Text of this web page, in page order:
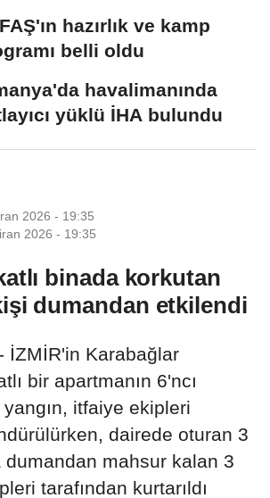
hazırlık ve kamp
belli oldu
havalimanında
yüklü İHA bulundu
2026 - 19:35
2026 - 19:35
binada korkutan
dumandan etkilendi
İZMİR'in Karabağlar
bir apartmanın 6'ncı
yangın, itfaiye ekipleri
dairede oturan 3
mahsur kalan 3
tarafından kurtarıldı